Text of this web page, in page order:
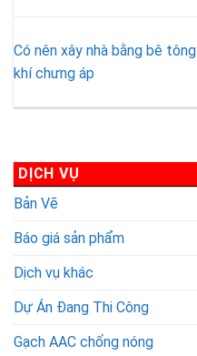
bê
tông
khí
gì?
Tông
Bọt
Khí?
Bọt
Bê
Tông
Khí
Áp
?
Có nên xây nhà bằng bê tông
khí chưng áp
DỊCH VỤ
Bản Vẽ
Báo giá sản phẩm
Dịch vụ khác
Dự Án Đang Thi Công
Gạch AAC chống nóng